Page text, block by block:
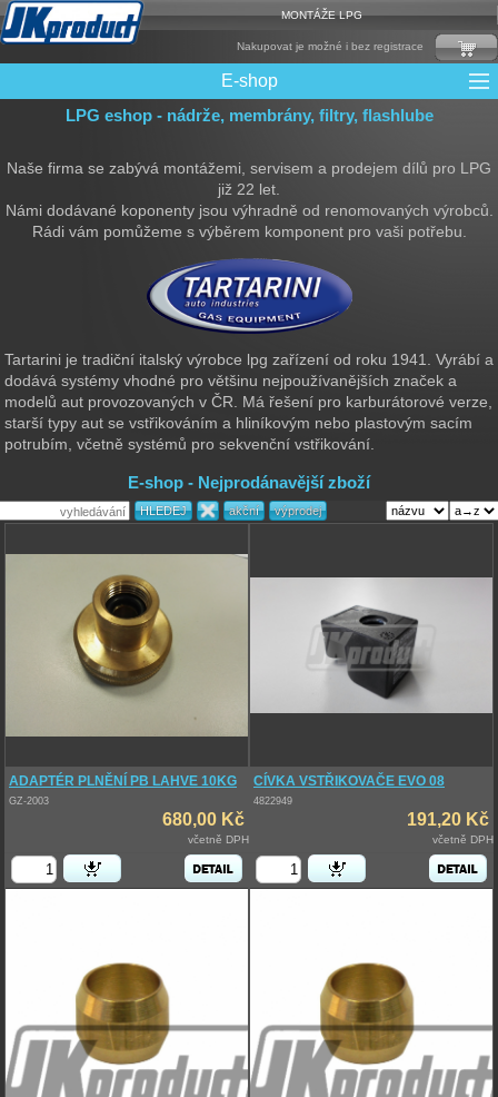
MONTÁŽE LPG
Nakupovat je možné i bez registrace
E-shop
CNG Nádrže
Elektronika + Emulátory
Filtry + Membrány
LPG Nádrže
Mixy + protizášlehové klapky
Multiventily + příslušenství
Ochrana Motoru
Přepínače
Rámy nádrží
Redukce plnění
Reduktory
Řídící jednotky + Testry
Sady + vstřikovače
Spojovací Materiál
Spotřební materiál
Trubky a Hadice
Ventily
LPG eshop - nádrže, membrány, filtry, flashlube
Naše firma se zabývá montážemi, servisem a prodejem dílů pro LPG
již 22 let.
Námi dodávané koponenty jsou výhradně od renomovaných výrobců.
Rádi vám pomůžeme s výběrem komponent pro vaši potřebu.
Tartarini je tradiční italský výrobce lpg zařízení od roku 1941. Vyrábí a
dodává systémy vhodné pro většinu nejpoužívanějších značek a
modelů aut provozovaných v ČR. Má řešení pro karburátorové verze,
starší typy aut se vstřikováním a hliníkovým nebo plastovým sacím
potrubím, včetně systémů pro sekvenční vstřikování.
E-shop - Nejprodánavější zboží
ADAPTÉR PLNĚNÍ PB LAHVE 10KG
GZ-2003
680,00 Kč
včetně DPH
CÍVKA VSTŘIKOVAČE EVO 08
4822949
191,20 Kč
včetně DPH